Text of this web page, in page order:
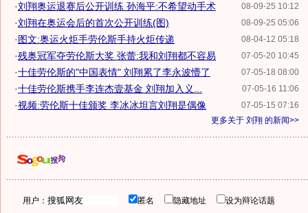
08-09-25 10:12
·刘翔奥运退赛后公开训练 孙海平:不希望动手术
08-09-25 05:06
·刘翔在奥运会后的首次公开训练(图)
08-04-12 05:18
·图文:奥运火炬手劳伦斯手持火炬传递
07-05-20 10:45
·残奥冠军夺劳伦斯大奖 张蕾:我和刘翔都不容易
07-05-18 08:00
·十佳劳伦斯的"中国表情" 刘翔累了李永波懵了
07-05-16 11:06
·十佳劳伦斯携手李连杰壹基金 刘翔加入义...
07-05-15 07:16
·视频:劳伦斯十佳颁奖 李冰冰坦言刘翔是偶像
更多关于 刘翔 的新闻>>
用户： 匿名 隐藏地址
设为辩论话题